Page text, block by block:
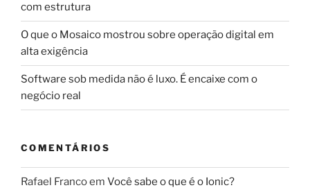
com estrutura
O que o Mosaico mostrou sobre operação digital em
alta exigência
Software sob medida não é luxo. É encaixe com o
negócio real
COMENTÁRIOS
Rafael Francoem Você sabe o que é o Ionic?